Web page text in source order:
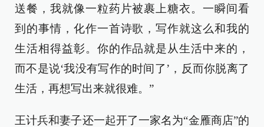
送餐，我就像一粒药片被裹上糖衣。一瞬间看
到的事情，化作一首诗歌，写作就这么和我的
生活相得益彰。你的作品就是从生活中来的，
而不是说‘我没有写作的时间了’，反而你脱离了
生活，再想写出来就很难。”
王计兵和妻子还一起开了一家名为“金雁商店”的